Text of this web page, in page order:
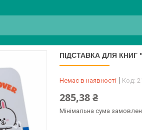
ПІДСТАВКА ДЛЯ КНИГ
Немає в наявності Код:
285,38 ₴
Мінімальна сума